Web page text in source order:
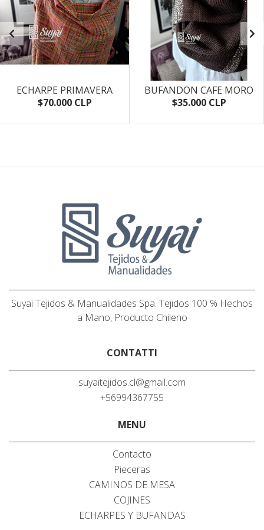
ECHARPE PRIMAVERA
$70.000 CLP
BUFANDON CAFE MORO
$35.000 CLP
Suyai Tejidos & Manualidades Spa. Tejidos 100 % Hechos
a Mano, Producto Chileno
CONTATTI
suyaitejidos.cl@gmail.com
+56994367755
MENU
Contacto
Pieceras
CAMINOS DE MESA
COJINES
ECHARPES Y BUFANDAS